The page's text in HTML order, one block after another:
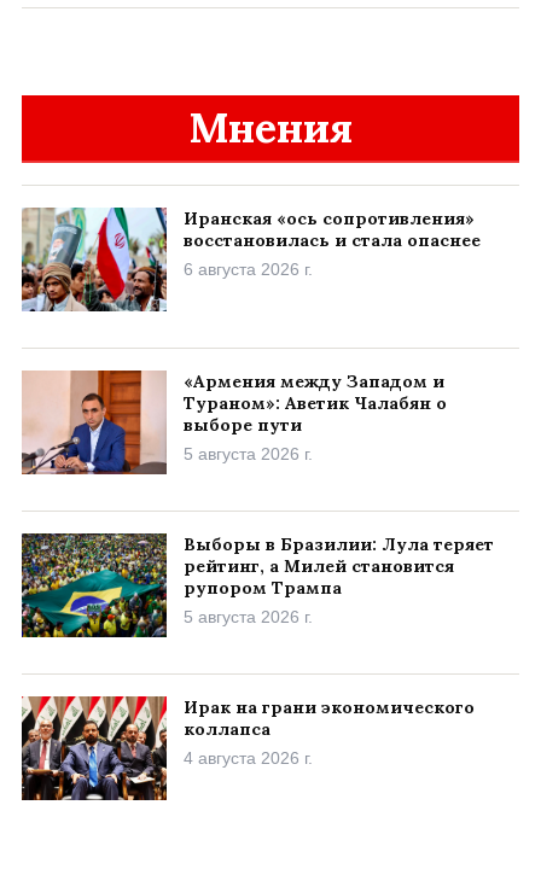
Мнения
Иранская «ось сопротивления»
восстановилась и стала опаснее
6 августа 2026 г.
«Армения между Западом и
Тураном»: Аветик Чалабян о
выборе пути
5 августа 2026 г.
Выборы в Бразилии: Лула теряет
рейтинг, а Милей становится
рупором Трампа
5 августа 2026 г.
Ирак на грани экономического
коллапса
4 августа 2026 г.